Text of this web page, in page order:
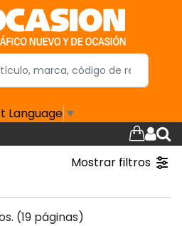
Language ▼
Mostrar filtros
(19 páginas)